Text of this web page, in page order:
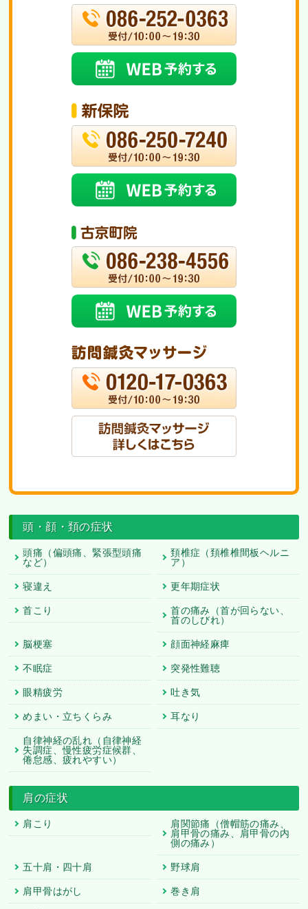
頭・顔・頚の症状
頭痛（偏頭痛、緊張型頭痛
など）
頚椎症（頚椎椎間板ヘルニ
ア）
寝違え 更年期症状
首こり
首の痛み（首が回らない、
首のしびれ）
脳梗塞 顔面神経麻痺
不眠症 突発性難聴
眼精疲労 吐き気
めまい・立ちくらみ 耳なり
自律神経の乱れ（自律神経
失調症、慢性疲労症候群、
倦怠感、疲れやすい）
肩の症状
肩こり
肩関節痛（僧帽筋の痛み、
肩甲骨の痛み、肩甲骨の内
側の痛み）
五十肩・四十肩 野球肩
肩甲骨はがし 巻き肩